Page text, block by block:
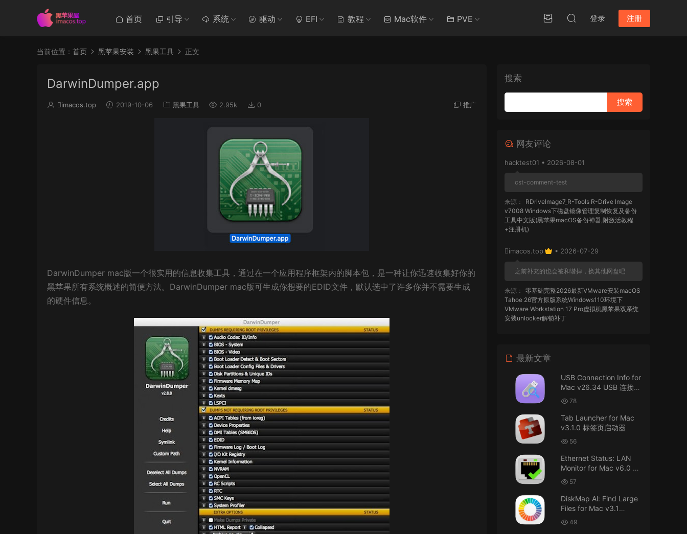
首页 引导 系统 驱动 EFI 教程 Mac软件 PVE 登录 注册
当前位置： 首页 黑苹果安装 黑果工具 正文
DarwinDumper.app
imacos.top 2019-10-06 黑果工具 2.95k 0 推广
DarwinDumper mac版一个很实用的信息收集工具，通过在一个应用程序框架内的脚本包，是一种让你迅速收集好你的
黑苹果所有系统概述的简便方法。DarwinDumper mac版可生成你想要的EDID文件，默认选中了许多你并不需要生成
的硬件信息。
搜索
网友评论
hacktest01 • 2026-08-01
cst-comment-test
来源：
RDriveImage7_R-Tools R-Drive Image
v7008 Windows下磁盘镜像管理复制恢复及备份
工具中文版(黑苹果macOS备份神器,附激活教程
+注册机)
imacos.top • 2026-07-29
之前补充的也会被和谐掉，换其他网盘吧
来源：
零基础完整2026最新VMware安装macOS
Tahoe 26官方原版系统Windows110环境下
VMware Workstation 17 Pro虚拟机黑苹果双系统
安装unlocker解锁补丁
AIO = All In One，一站式整合完整版
来源：
DaVinci Resolve Studio 21 for Mac
v21.0.3 AIO 达芬奇世界顶级调色软件
Mac长存
接！直接从苹果公司下载。
u8562248263583923 • 2026-07-29
黑苹果已死
来源： macOS Golden Gate 27 完整安装包链
接！直接从苹果公司下载。
最新文章
USB Connection Info for
Mac v26.34 USB 连接信
息 78
Tab Launcher for Mac
v3.1.0 标签页启动器
56
Ethernet Status: LAN
Monitor for Mac v6.0 以
太网状态：LAN 监控
57
DiskMap Al: Find Large
Files for Mac v3.1
DiskMap AL：查找大文
件
49